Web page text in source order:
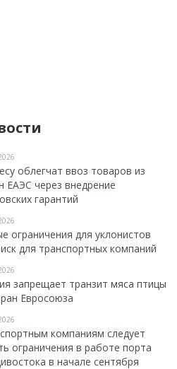
облегчат ввоз товаров из
ЕАЭС через внедрение
гарантий
ограничения для уклонистов
для транспортных компаний
запрещает транзит мяса птицы
Евросоюза
компаниям следует
ограничения в работе порта
в начале сентября